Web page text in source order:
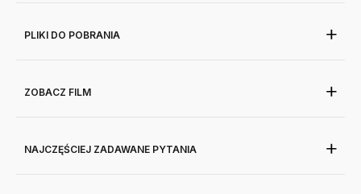
PLIKI DO POBRANIA
ZOBACZ FILM
NAJCZĘŚCIEJ ZADAWANE PYTANIA